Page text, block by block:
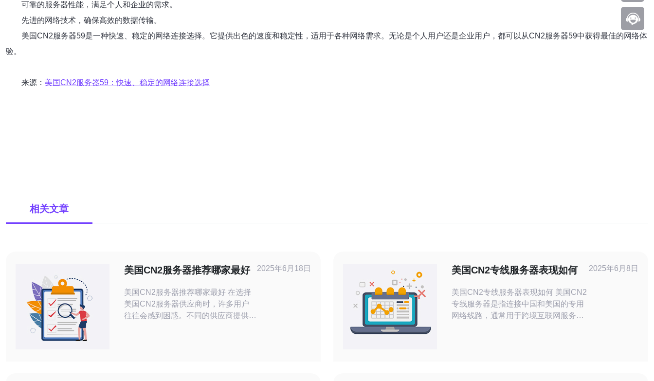
可靠的服务器性能，满足个人和企业的需求。
先进的网络技术，确保高效的数据传输。
美国CN2服务器59是一种快速、稳定的网络连接选择。它提供出色的速度和稳定性，适用于各种网络需求。无论是个人用户还是企业用户，都可以从CN2服务器59中获得最佳的网络体
验。
来源： 美国CN2服务器59：快速、稳定的网络连接选择
相关文章
美国CN2服务器推荐哪家最好
美国CN2服务器推荐哪家最好 在选择
美国CN2服务器供应商时，许多用户
往往会感到困惑。不同的供应商提供不
2025年6月18日 美国CN2专线服务器表现如何
美国CN2专线服务器表现如何 美国CN2
专线服务器是指连接中国和美国的专用
网络线路，通常用于跨境互联网服务。
2025年6月8日